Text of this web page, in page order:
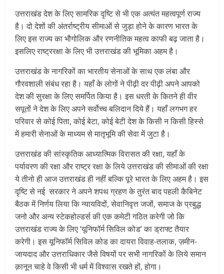
उत्तराखंड देश के लिए सामरिक दृष्टि से भी एक अत्यंत महत्वपूर्ण राज्य
है। दो देशों की अंतर्राष्ट्रीय सीमाओं से जुड़ा होने के कारण भारत के
लिए इस राज्य का भौगोलिक और रणनीतिक महत्व काफी बढ़ जाता है।
इसलिए राष्ट्ररक्षा के लिए भी उत्तराखंड की भूमिका अहम है।
उत्तराखंड के नागरिकों का भारतीय सेनाओं के साथ एक लंबा और
गौरवशाली संबंध रहा है। यहाँ के लोगों ने पीढ़ी दर पीढ़ी अपने आपको
देश की सुरक्षा के लिए समर्पित किया है। इस धरती के कितने ही वीर
सपूतों ने देश के लिए अपने सर्वोच्च बलिदान दिये हैं। यहाँ लगभग हर
परिवार से कोई पिता, कोई बेटा, कोई बेटी देश के किसी न किसी हिस्से
में हमारी सेनाओं के माध्यम से मातृभूमि की सेवा में जुटा है।
उत्तराखंड की सांस्कृतिक आध्यात्मिक विरासत की रक्षा, यहाँ के
पर्यावरण की रक्षा और राष्ट्र रक्षा के लिये उत्तराखंड की सीमाओं की रक्षा
ये तीनो ही आज उत्तराखंड ही नहीं बल्कि पूरे भारत के लिए अहम है। इस
दृष्टि से नई सरकार ने अपने शपथ ग्रहण के तुरंत बाद पहली कैबिनेट
बैठक में निर्णय लिया कि न्यायविदों, सेवानिवृत्त जजों, समाज के प्रबुद्ध
जनो और अन्य स्टेकहोल्डर्स की एक कमेटी गठित करेगी जो कि
उत्तराखंड राज्य के लिए ‘यूनिफॉर्म सिविल कोड’ का ड्राफ्ट तैयार
करेगी। इस यूनिफॉर्म सिविल कोड का दायरा विवाह-तलाक, ज़मीन-
जायदाद और उत्तराधिकार जैसे विषयों पर सभी नागरिकों के लिये समान
क़ानून चाहे वे किसी भी धर्म में विश्वास रखते हों, होगा।